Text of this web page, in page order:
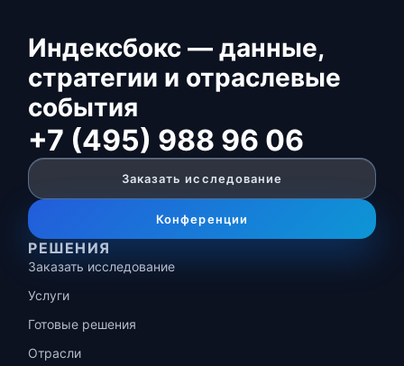
Индексбокс — данные,
стратегии и отраслевые
события
+7 (495) 988 96 06
Заказать исследование
Конференции
РЕШЕНИЯ
Заказать исследование
Услуги
Готовые решения
Отрасли